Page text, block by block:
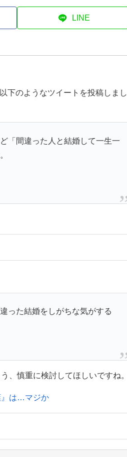
LINE
下のようなツイートを投稿しまし
「間違った人と結婚して一生一
った結婚をしがちな気がする
、慎重に検討してほしいですね。
』は…マジか